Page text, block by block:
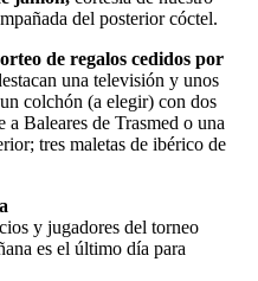
del posterior cóctel.
de regalos cedidos por
una televisión y unos
colchón (a elegir) con dos
Baleares de Trasmed o una
tres maletas de ibérico de
y jugadores del torneo
es el último día para